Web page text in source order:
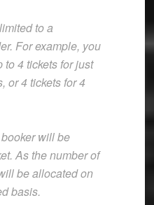
to a
For example, you
to 4 tickets for just
or 4 tickets for 4
will be
As the number of
be allocated on
basis.